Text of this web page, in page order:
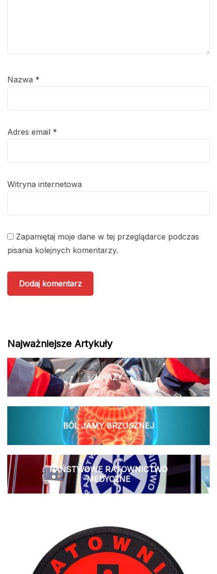
Nazwa *
Adres email *
Witryna internetowa
Zapamiętaj moje dane w tej przeglądarce podczas
pisania kolejnych komentarzy.
Najważniejsze Artykuły
URAZY
BÓL JAMY BRZUSZNEJ
PAŃSTWOWE RATOWNICTWO
MEDYCZNE